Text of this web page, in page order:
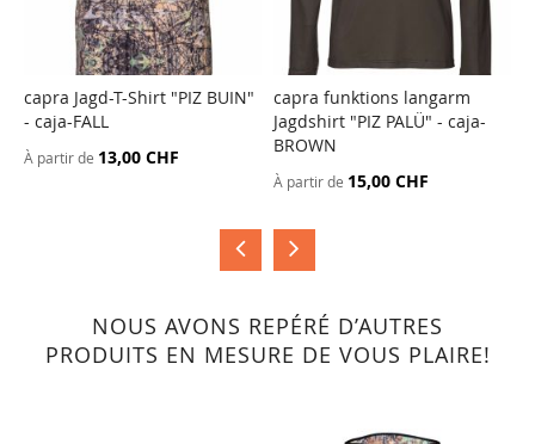
AJOUTER
AU
capra Jagd-T-Shirt "PIZ BUIN"
- caja-FALL
À partir de 13,00 CHF
AJOUTER
AU
COMPARATEUR
capra funktions langarm
Jagdshirt "PIZ PALÜ" - caja-
BROWN
À partir de 15,00 CHF
NOUS AVONS REPÉRÉ D’AUTRES
PRODUITS EN MESURE DE VOUS PLAIRE!